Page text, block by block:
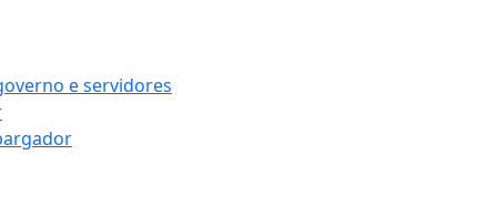
e servidores